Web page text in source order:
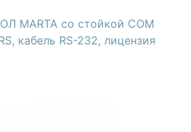
MARTA со стойкой СОМ
кабель RS-232, лицензия